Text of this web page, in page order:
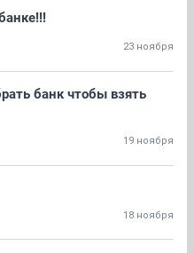
23 ноября
банк чтобы взять
19 ноября
18 ноября